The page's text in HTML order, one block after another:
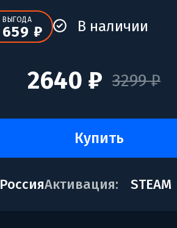
3299 ₽
2640 ₽
ВЫГОДА
659 ₽
купить
РоссияАктивация: STEAM
В наличии